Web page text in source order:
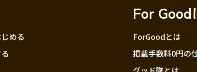
める
For
ForGoodとは
掲載手数料0円の